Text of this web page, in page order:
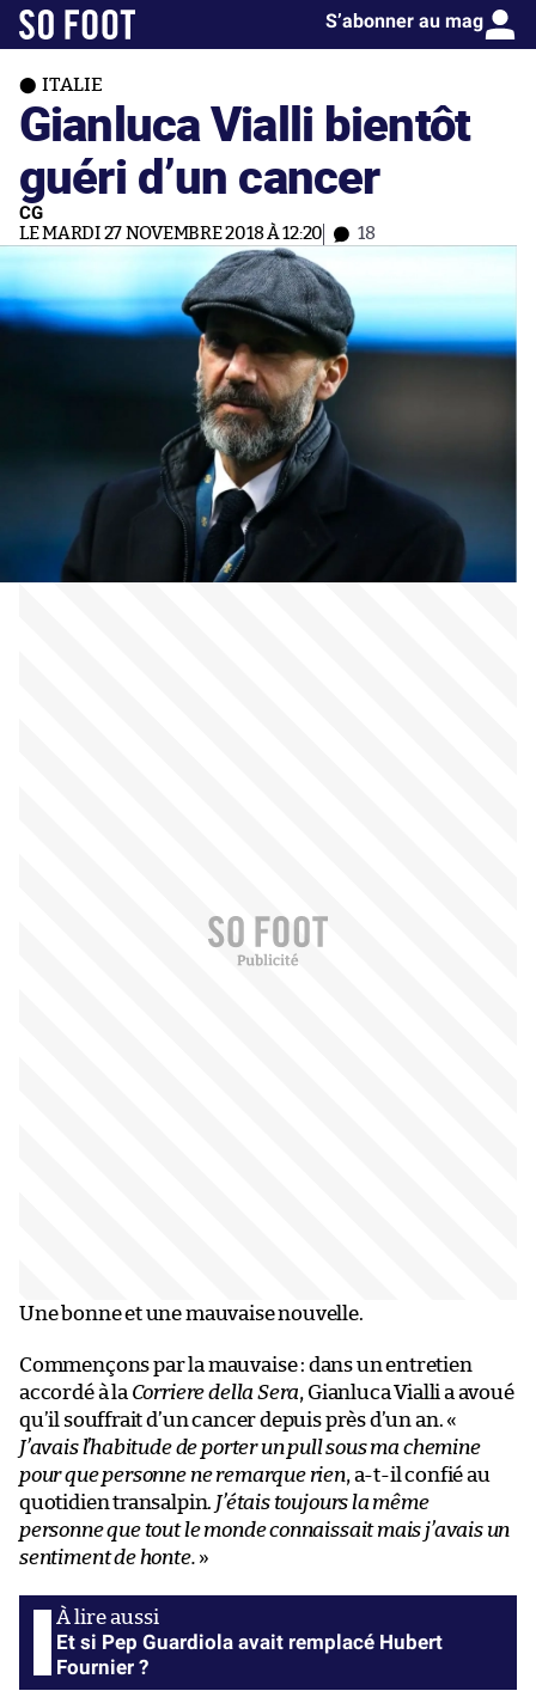
S’abonner au mag
ITALIE
Gianluca Vialli bientôt
guéri d’un cancer
CG
LE MARDI 27 NOVEMBRE 2018 À 12:20 18
Une bonne et une mauvaise nouvelle.
Commençons par la mauvaise : dans un entretien
accordé à la Corriere della Sera, Gianluca Vialli a avoué
qu’il souffrait d’un cancer depuis près d’un an. «
J’avais l’habitude de porter un pull sous ma chemine
pour que personne ne remarque rien, a-t-il confié au
quotidien transalpin. J’étais toujours la même
personne que tout le monde connaissait mais j’avais un
sentiment de honte. »
Et si Pep Guardiola avait remplacé Hubert
Fournier ?